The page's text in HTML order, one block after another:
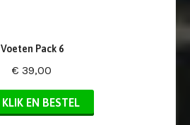
Voeten Pack 6
€ 39,00
KLIK EN BESTEL